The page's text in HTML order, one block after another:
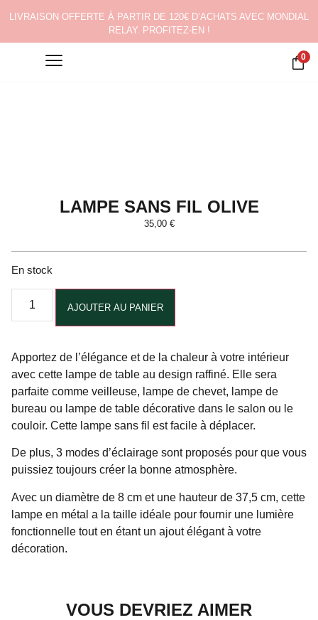
LIVRAISON OFFERTE À PARTIR DE 120€ D’ACHATS AVEC MONDIAL
RELAY. PROFITEZ-EN !
0
LAMPE SANS FIL OLIVE
35,00 €
En stock
AJOUTER AU PANIER
Apportez de l’élégance et de la chaleur à votre intérieur
avec cette lampe de table au design raffiné. Elle sera
parfaite comme veilleuse, lampe de chevet, lampe de
bureau ou lampe de table décorative dans le salon ou le
couloir. Cette lampe sans fil est facile à déplacer.
De plus, 3 modes d’éclairage sont proposés pour que vous
puissiez toujours créer la bonne atmosphère.
Avec un diamètre de 8 cm et une hauteur de 37,5 cm, cette
lampe en métal a la taille idéale pour fournir une lumière
fonctionnelle tout en étant un ajout élégant à votre
décoration.
VOUS DEVRIEZ AIMER